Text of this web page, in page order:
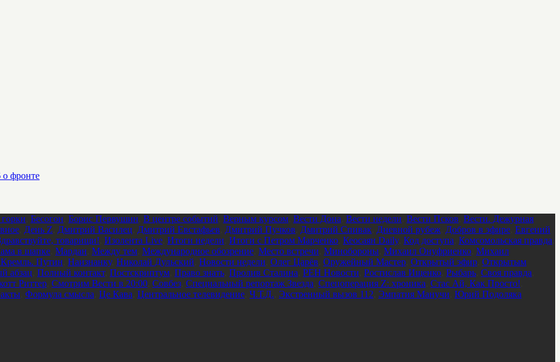
фронте
Бесогон Борис Первушин В центре событий Верным курсом Вести Дона Вести недели Вести Псков Вести. Дежурная
День Z Дмитрий Василец Дмитрий Евстафьев Дмитрий Пучков Дмитрий Спивак Дневной рубеж Добров в эфире Евгений
товарищи! Изолента Live Итоги недели Итоги с Петром Марченко Кеосаян Daily, Код доступа Комсомольская правда
в шапке Мардан Между тем Международное обозрение Место встречи Минобороны Михаил Онуфриенко Михаил
Путин Наизнанку, Николай Дульский Новости недели Олег Царёв Оружейный Мастер Открытый эфир Открытым
абзац Полный контакт, Постскриптум Право знать Пролив Сталина РЕН Новости Ростислав Ищенко Рыбарь Своя правда
Риттер Смотрим Вести в 20:00 Совбез Специальный репортаж Звезда Спецоперация Z: хроника Стас Ай, Как Просто!
Формула смысла Це Кава Центральное телевидение Ч.Т.Д. Экстренный вызов 112 Эмпатия Манучи Юрий Подоляка